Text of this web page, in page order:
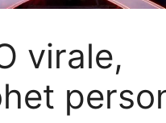
virale,